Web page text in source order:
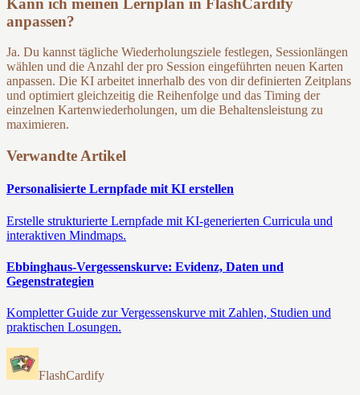
Kann ich meinen Lernplan in FlashCardify
anpassen?
Ja. Du kannst tägliche Wiederholungsziele festlegen, Sessionlängen
wählen und die Anzahl der pro Session eingeführten neuen Karten
anpassen. Die KI arbeitet innerhalb des von dir definierten Zeitplans
und optimiert gleichzeitig die Reihenfolge und das Timing der
einzelnen Kartenwiederholungen, um die Behaltensleistung zu
maximieren.
Verwandte Artikel
Personalisierte Lernpfade mit KI erstellen
Erstelle strukturierte Lernpfade mit KI-generierten Curricula und
interaktiven Mindmaps.
Ebbinghaus-Vergessenskurve: Evidenz, Daten und
Gegenstrategien
Kompletter Guide zur Vergessenskurve mit Zahlen, Studien und
praktischen Losungen.
FlashCardify